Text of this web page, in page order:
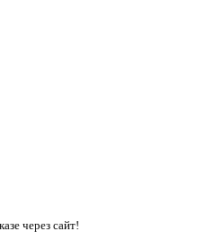
через сайт!